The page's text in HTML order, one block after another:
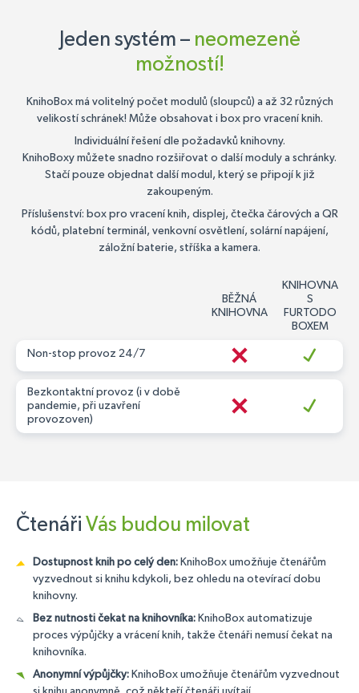
Jeden systém – neomezeně
možností!
KnihoBox má volitelný počet modulů (sloupců) a až 32 různých
velikostí schránek! Může obsahovat i box pro vracení knih.
Individuální řešení dle požadavků knihovny.
KnihoBoxy můžete snadno rozšiřovat o další moduly a schránky.
Stačí pouze objednat další modul, který se připojí k již
zakoupeným.
Příslušenství: box pro vracení knih, displej, čtečka čárových a QR
kódů, platební terminál, venkovní osvětlení, solární napájení,
záložní baterie, stříška a kamera.
BĚŽNÁ
KNIHOVNA
KNIHOVNA
S
FURTODO
BOXEM
Non-stop provoz 24/7
Bezkontaktní provoz (i v době
pandemie, při uzavření
provozoven)
Čtenáři Vás budou milovat
Dostupnost knih po celý den: KnihoBox umožňuje čtenářům
vyzvednout si knihu kdykoli, bez ohledu na otevírací dobu
knihovny.
Bez nutnosti čekat na knihovníka: KnihoBox automatizuje
proces výpůjčky a vrácení knih, takže čtenáři nemusí čekat na
knihovníka.
Anonymní výpůjčky: KnihoBox umožňuje čtenářům vyzvednout